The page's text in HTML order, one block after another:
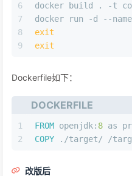
6
7
8
9
docker build . -t
docker run -d --
exit
exit
Dockerfile如下：
DOCKERFILE
1
2
FROM openjdk: 8 as
COPY ./target/ /
改版后